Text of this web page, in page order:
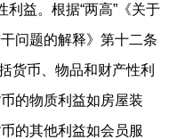
益。根据“两高”《关于
问题的解释》第十二条
货币、物品和财产性利
的物质利益如房屋装
的其他利益如会员服